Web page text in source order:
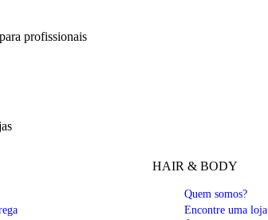
profissionais
HAIR & BODY
Quem somos?
Encontre uma loja